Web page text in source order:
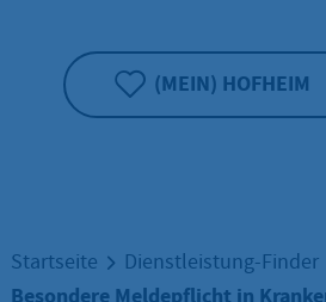
(MEIN) HOFHEIM
Startseite Dienstleistung-Finder